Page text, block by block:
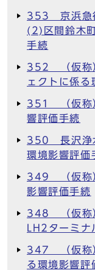
353 京浜急
(2)区間鈴木
手続
352 （仮称
ェクトに係る
351 （仮称
響評価手続
350 長沢浄
環境影響評価
349 （仮称
影響評価手続
348 （仮称
LH2ターミ
347 （仮称
る環境影響評